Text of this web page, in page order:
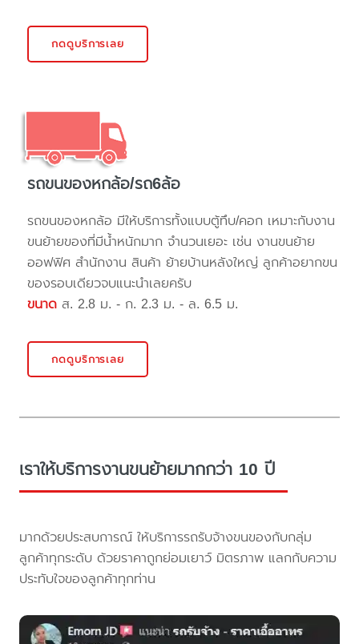
กดดูบริการเลย
รถขนของหกล้อ/รถ6ล้อ
รถขนของหกล้อ มีให้บริการทั้งแบบตู้ทึบ/คอก เหมาะกับงาน
ขนย้ายของที่มีน้ำหนักมาก จำนวนเยอะ เช่น งานขนย้าย
ออฟฟิศ สำนักงาน สินค้า ย้ายบ้านหลังใหญ่ ลูกค้าอยากขน
ของรอบเดียวจบแนะนำเลยครับ
ขนาด ส. 2.8 ม. - ก. 2.3 ม. - ล. 6.5 ม.
กดดูบริการเลย
เราให้บริการงานขนย้ายมากกว่า 10 ปี
มากด้วยประสบการณ์ ให้บริการรถรับจ้างขนของกับกลุ่ม
ลูกค้าทุกระดับ ด้วยราคาถูกย่อมเยาว์ มิตรภาพ แลกกับความ
ประทับใจของลูกค้าทุกท่าน